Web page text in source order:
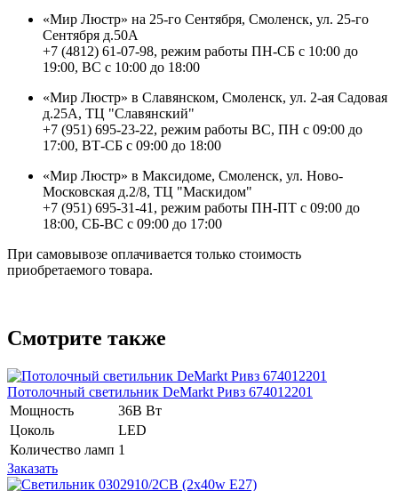
«Мир Люстр» на 25-го Сентября, Смоленск, ул. 25-го
Сентября д.50А
+7 (4812) 61-07-98, режим работы ПН-СБ с 10:00 до
19:00, ВС с 10:00 до 18:00
«Мир Люстр» в Славянском, Смоленск, ул. 2-ая Садовая
д.25А, ТЦ "Славянский"
+7 (951) 695-23-22, режим работы ВС, ПН с 09:00 до
17:00, ВТ-СБ с 09:00 до 18:00
«Мир Люстр» в Максидоме, Смоленск, ул. Ново-
Московская д.2/8, ТЦ "Маскидом"
+7 (951) 695-31-41, режим работы ПН-ПТ с 09:00 до
18:00, СБ-ВС с 09:00 до 17:00
При самовывозе оплачивается только стоимость
приобретаемого товара.
Смотрите также
Потолочный светильник DeMarkt Ривз 674012201
Мощность
36В Вт
Цоколь
LED
Количество ламп 1
Заказать